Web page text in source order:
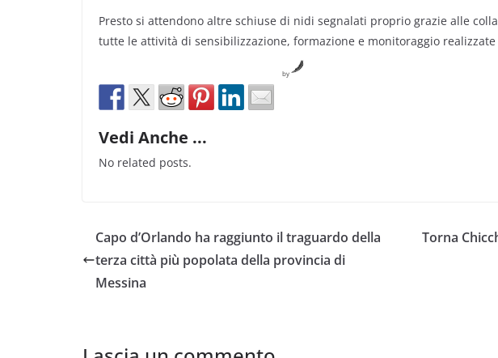
Presto si attendono altre schiuse di nidi segnalati proprio grazie alle
tutte le attività di sensibilizzazione, formazione e monitoraggio
by
Vedi Anche ...
No related posts.
Capo d’Orlando ha raggiunto il traguardo della
terza città più popolata della provincia di
Messina
Torna